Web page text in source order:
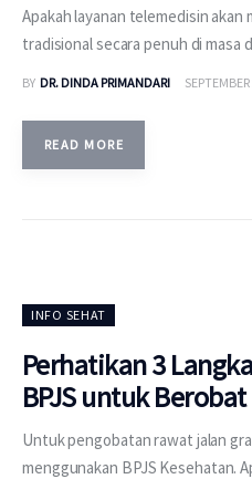
Apakah layanan telemedisin
tradisional secara penuh di masa
BY DR. DINDA PRIMANDARI
READ MORE
INFO SEHAT
Perhatikan 3
BPJS untuk
Untuk pengobatan rawat jalan
menggunakan BPJS Kesehatan.